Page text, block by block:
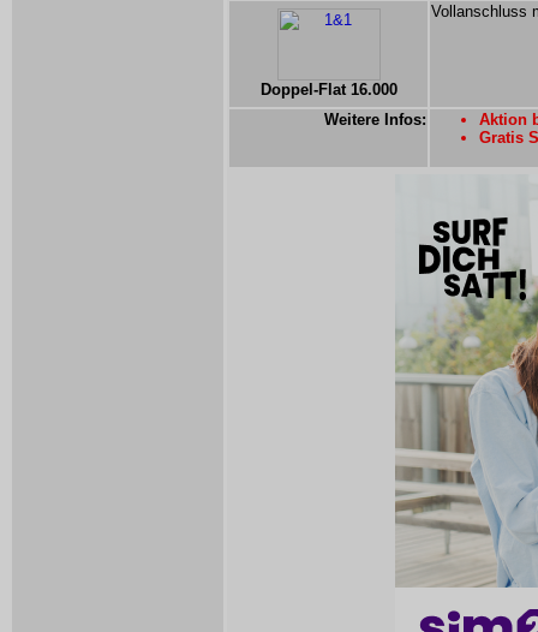
Doppel-Flat 16.000
Vollanschluss
Weitere Infos:
Aktion
Gratis